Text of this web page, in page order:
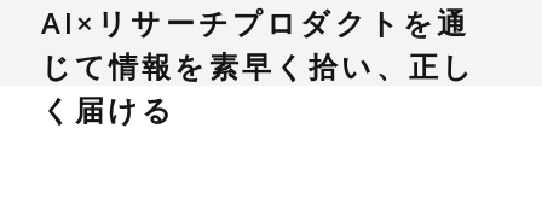
AI×リサーチプロダクトを通
じて情報を素早く拾い、正し
く届ける